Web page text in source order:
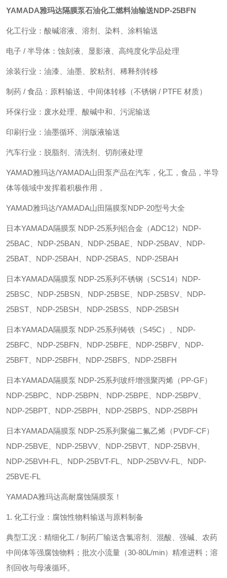
YAMADA雅玛达隔膜泵石油化工燃料油输送NDP-25BFN
化工行业：酸碱溶液、溶剂、染料、涂料输送
电子 / 半导体：蚀刻液、显影液、高纯度化学品处理
涂装行业：油漆、油墨、胶粘剂、稀释剂转移
制药 / 食品：原料输送、中间体转移（不锈钢 / PTFE 材质）
环保行业：废水处理、酸碱中和、污泥输送
印刷行业：油墨循环、润版液输送
汽车行业：脱脂剂、清洗剂、切削液处理
YAMAD雅玛达/YAMADA山田泵产品在汽车，化工，食品，半导
体等领域中发挥着积极作用，
YAMAD雅玛达/YAMADA山田隔膜泵NDP-20型号大全
日本YAMADA隔膜泵 NDP-25系列铝合金（ADC12）NDP-
25BAC、NDP-25BAN、NDP-25BAE、NDP-25BAV、NDP-
25BAT、NDP-25BAH、NDP-25BAS、NDP-25BAH
日本YAMADA隔膜泵 NDP-25系列不锈钢（SCS14）NDP-
25BSC、NDP-25BSN、NDP-25BSE、NDP-25BSV、NDP-
25BST、NDP-25BSH、NDP-25BSS、NDP-25BSH
日本YAMADA隔膜泵 NDP-25系列铸铁（S45C）、NDP-
25BFC、NDP-25BFN、NDP-25BFE、NDP-25BFV、NDP-
25BFT、NDP-25BFH、NDP-25BFS、NDP-25BFH
日本YAMADA隔膜泵 NDP-25系列玻纤增强聚丙烯（PP-GF）
NDP-25BPC、NDP-25BPN、NDP-25BPE、NDP-25BPV、
NDP-25BPT、NDP-25BPH、NDP-25BPS、NDP-25BPH
日本YAMADA隔膜泵 NDP-25系列聚偏二氟乙烯（PVDF-CF）
NDP-25BVE、NDP-25BVV、NDP-25BVT、NDP-25BVH、
NDP-25BVH-FL、NDP-25BVT-FL、NDP-25BVV-FL、NDP-
25BVE-FL
YAMADA雅玛达高耐腐蚀隔膜泵！
1. 化工行业：腐蚀性物料输送与原料制备
典型工况：精细化工 / 制药厂输送含氯溶剂、混酸、强碱、农药
中间体等强腐蚀物料；批次小流量（30-80L/min）精准进料；溶
剂回收与母液循环。